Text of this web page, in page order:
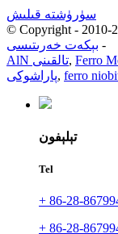
سۈرۈشتە قىلىش
© Copyright - 2010-
- بېكەت خەرىتىسى
AlN تالقىنى, Ferro
پاراشوكى, ferro
تېلېفون
Tel
+ 86-28-
+ 86-28-